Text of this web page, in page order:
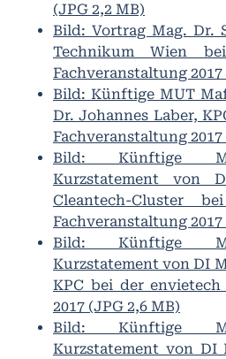
(JPG 2,2 MB)
Bild: Vortrag Mag. Dr.
Technikum Wien
Fachveranstaltung 2017
Bild: Künftige MUT
Dr. Johannes Laber,
Fachveranstaltung 2017
Bild: Künftige
Kurzstatement von
Cleantech-Cluster
Fachveranstaltung 2017
Bild: Künftige
Kurzstatement von DI
KPC bei der
2017 (JPG 2,6 MB)
Bild: Künftige
Kurzstatement von DI